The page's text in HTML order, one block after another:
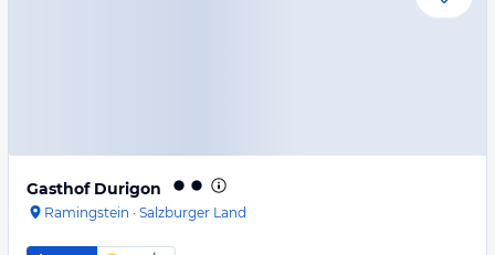
Gasthof Durigon
Ramingstein · Salzburger Land